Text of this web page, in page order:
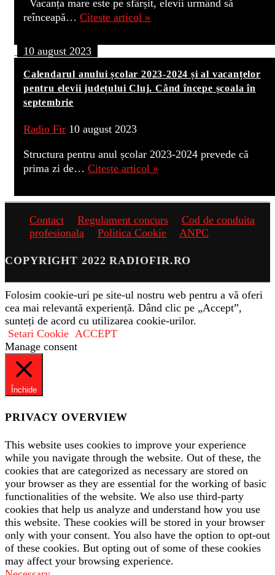
Vacanța mare este pe sfârșit, elevii urmând să
reînceapă… Citeste articol »
10 august 2023
Calendarul anului școlar 2023-2024 și al vacanțelor
pentru elevii județului Cluj. Când începe școala în
septembrie
Radio Fir 10 august 2023
Structura pentru anul școlar 2023-2024 prevede că
prima zi de… Citeste articol »
Contact Regulament concurs
Cod de conduita
profesionala
Politica Cookie ANPC
COPYRIGHT 2022 RADIOFIR.RO
Folosim cookie-uri pe site-ul nostru web pentru a vă oferi
cea mai relevantă experiență. Dând clic pe „Accept”,
sunteți de acord cu utilizarea cookie-urilor.
Setari Cookie ACCEPT
Manage consent
Închide
PRIVACY OVERVIEW
This website uses cookies to improve your experience
while you navigate through the website. Out of these, the
cookies that are categorized as necessary are stored on
your browser as they are essential for the working of basic
functionalities of the website. We also use third-party
cookies that help us analyze and understand how you use
this website. These cookies will be stored in your browser
only with your consent. You also have the option to opt-out
of these cookies. But opting out of some of these cookies
may affect your browsing experience.